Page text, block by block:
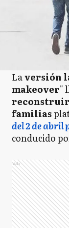
Laversión
makeover"
reconstruir
familias
del 2 de abril
conducido
Ads